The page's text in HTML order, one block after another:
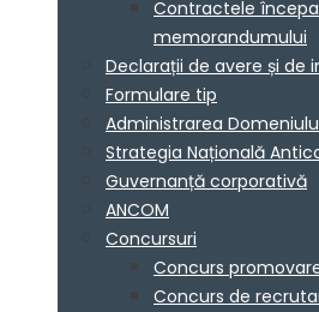
Contractele
memorandumului
Declarații de avere și de
Formulare tip
Administrarea
Strategia Națională
Guvernanță corporativă
ANCOM
Concursuri
Concurs
Concurs de